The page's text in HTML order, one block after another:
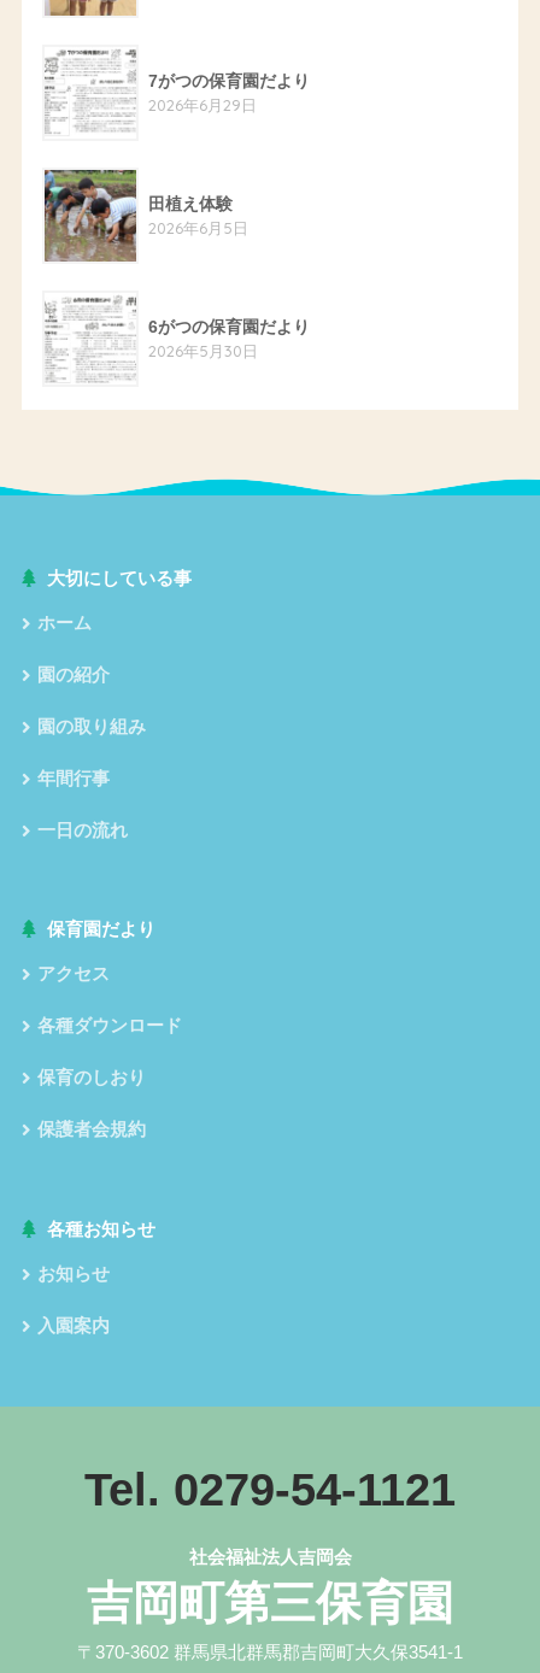
7がつの保育園だより
2026年6月29日
田植え体験
2026年6月5日
6がつの保育園だより
2026年5月30日
大切にしている事
ホーム
園の紹介
園の取り組み
年間行事
一日の流れ
保育園だより
アクセス
各種ダウンロード
保育のしおり
保護者会規約
各種お知らせ
お知らせ
入園案内
Tel. 0279-54-1121
社会福祉法人吉岡会
吉岡町第三保育園
〒370-3602 群馬県北群馬郡吉岡町大久保3541-1